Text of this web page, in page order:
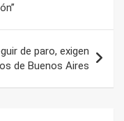
de paro, exigen
de Buenos Aires